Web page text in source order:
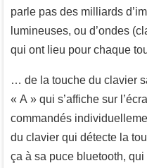
parle pas des milliards
lumineuses, ou d’ondes
qui ont lieu pour chaque
… de la touche du clavier
« A » qui s’affiche sur
commandés
du clavier qui détecte la
ça à sa puce bluetooth,